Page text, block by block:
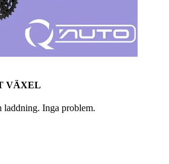
VÄXEL
laddning. Inga problem.